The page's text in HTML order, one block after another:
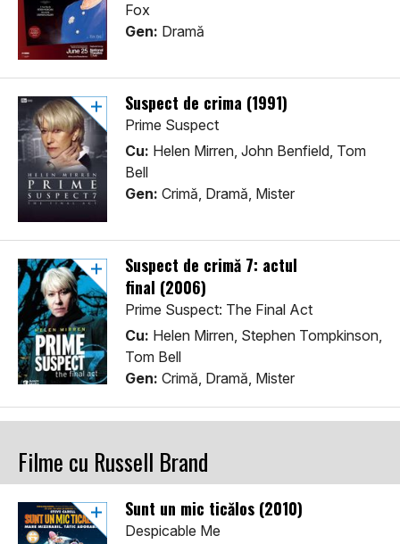
Fox
Gen: Dramă
Suspect de crima (1991)
Prime Suspect
Cu: Helen Mirren, John Benfield, Tom
Bell
Gen: Crimă, Dramă, Mister
Suspect de crimă 7: actul
final (2006)
Prime Suspect: The Final Act
Cu: Helen Mirren, Stephen Tompkinson,
Tom Bell
Gen: Crimă, Dramă, Mister
Filme cu Russell Brand
Sunt un mic ticălos (2010)
Despicable Me